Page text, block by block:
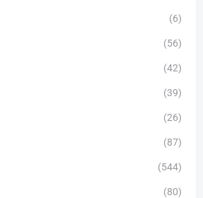
(6)
(56)
(42)
(39)
(26)
(87)
(544)
(80)